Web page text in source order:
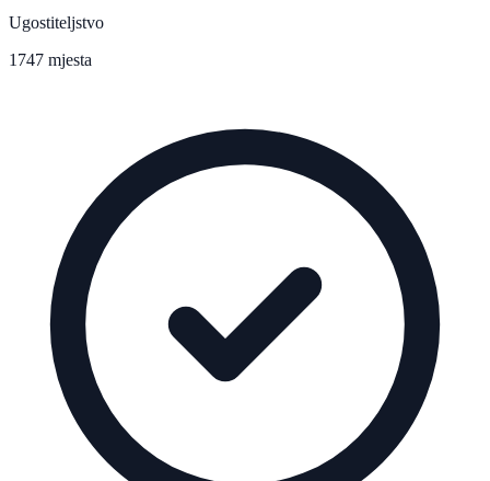
Ugostiteljstvo
1747 mjesta